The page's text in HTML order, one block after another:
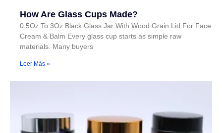
How Are Glass Cups Made?
0.5Oz To 3Oz Black Glass Jar With Wood Grain Lid For Face
Cream & Balm Every glass cup starts as simple raw
materials. Many buyers
Leer Más »